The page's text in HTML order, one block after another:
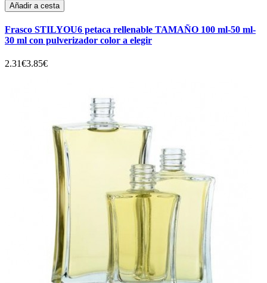
Añadir a cesta
Frasco STILYOU6 petaca rellenable TAMAÑO 100 ml-50 ml-
30 ml con pulverizador color a elegir
2.31€3.85€